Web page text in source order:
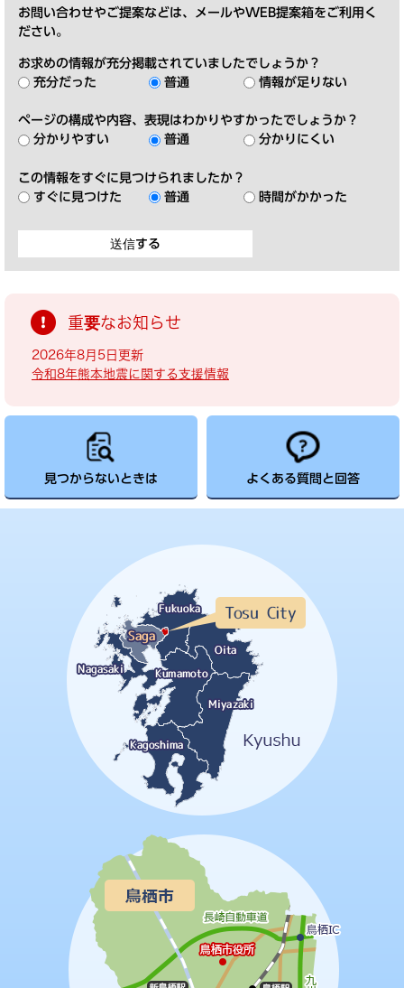
お問い合わせやご提案などは、メールやWEB提案箱をご利用く
ださい。
お求めの情報が充分掲載されていましたでしょうか？
充分だった
普通 情報が足りない
ページの構成や内容、表現はわかりやすかったでしょうか？
分かりやすい
普通 分かりにくい
この情報をすぐに見つけられましたか？
すぐに見つけた
普通 時間がかかった
重要なお知らせ
2026年8月5日更新
令和8年熊本地震に関する支援情報
見つからないときは よくある質問と回答